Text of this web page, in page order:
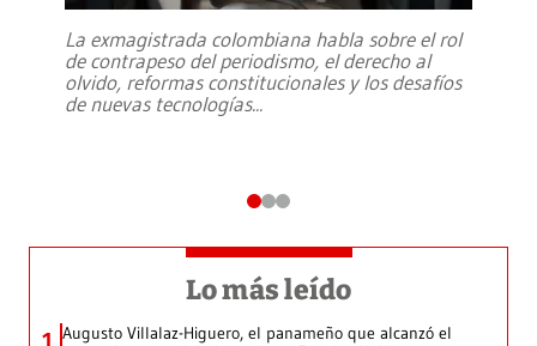
La exmagistrada colombiana habla sobre el rol
de contrapeso del periodismo, el derecho al
olvido, reformas constitucionales y los desafíos
de nuevas tecnologías...
Lo más leído
Augusto Villalaz-Higuero, el panameño que alcanzó el